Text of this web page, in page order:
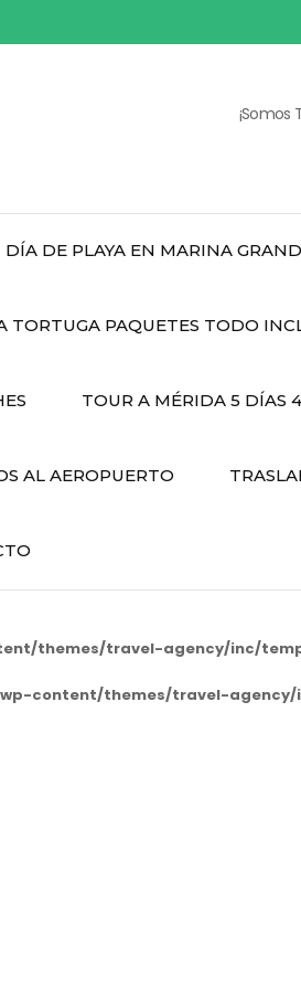
¡Somos
DÍA DE PLAYA EN MARINA
TORTUGA PAQUETES TODO
TOUR A MÉRIDA 5 DÍAS
AL AEROPUERTO
themes/travel-agency/inc/
content/themes/travel-